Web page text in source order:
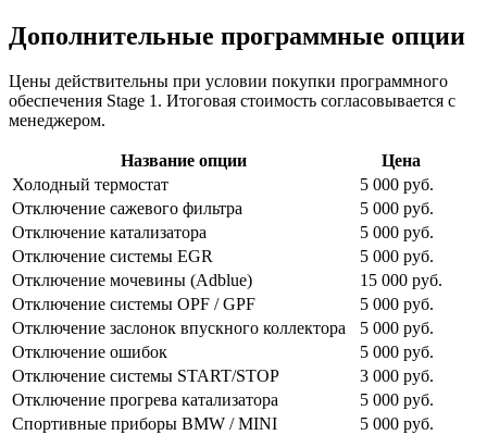
Дополнительные программные опции
Цены действительны при условии покупки программного
обеспечения Stage 1. Итоговая стоимость согласовывается с
менеджером.
Название опции
Цена
Холодный термостат
5 000 руб.
Отключение сажевого фильтра
5 000 руб.
Отключение катализатора
5 000 руб.
Отключение системы EGR
5 000 руб.
Отключение мочевины (Adblue)
15 000 руб.
Отключение системы OPF / GPF
5 000 руб.
Отключение заслонок впускного коллектора
5 000 руб.
Отключение ошибок
5 000 руб.
Отключение системы START/STOP
3 000 руб.
Отключение прогрева катализатора
5 000 руб.
Спортивные приборы BMW / MINI
5 000 руб.